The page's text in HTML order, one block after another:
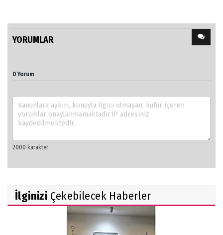
YORUMLAR
0 Yorum
İlginizi Çekebilecek Haberler